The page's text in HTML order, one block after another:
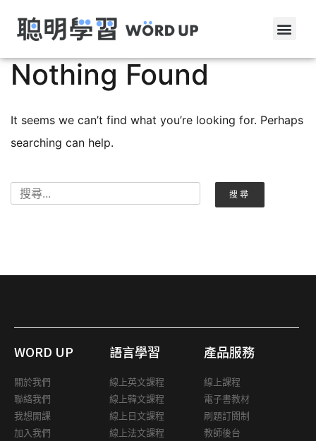
Nothing Found
It seems we can’t find what you’re looking for. Perhaps
searching can help.
WORD UP
關於我們
聯絡我們
我想開課
加入我們
語言學習
線上英文課程
線上韓文課程
線上日文課程
線上法文課程
產品服務
線上課程
電子書教材
刷題訂閱制
教師後台